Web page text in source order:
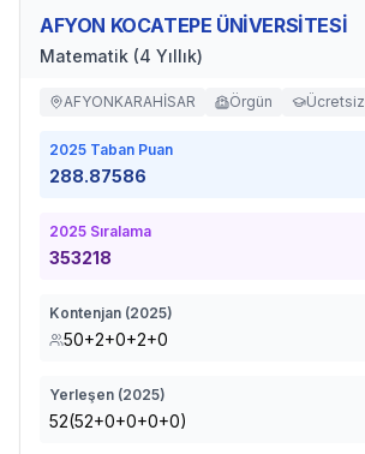
AFYON KOCATEPE ÜNİVERSİTESİ
Matematik (4 Yıllık)
AFYONKARAHİSAR Örgün Ücretsiz
2025 Taban Puan
288.87586
2025 Sıralama
353218
Kontenjan (2025)
50+2+0+2+0
Yerleşen (2025)
52(52+0+0+0+0)